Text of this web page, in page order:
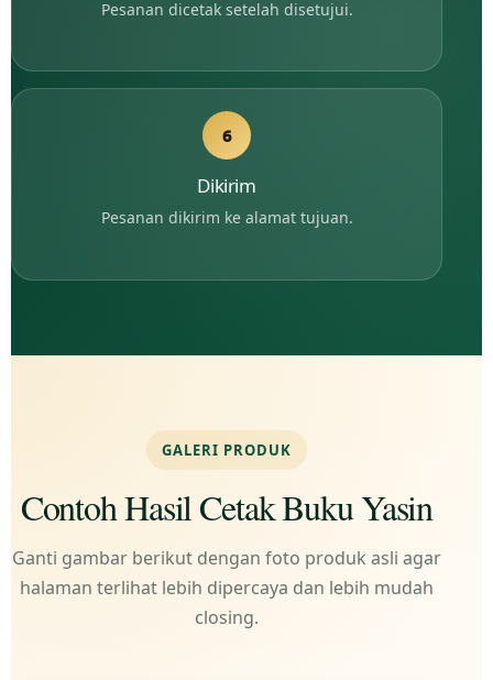
Pesanan dicetak setelah disetujui.
6
Dikirim
Pesanan dikirim ke alamat tujuan.
GALERI PRODUK
Contoh Hasil Cetak Buku Yasin
Ganti gambar berikut dengan foto produk asli agar
halaman terlihat lebih dipercaya dan lebih mudah
closing.